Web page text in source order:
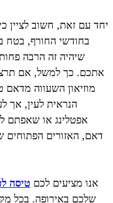
יחד עם זאת, חשוב
בחודשי החורף, בטח
שיהיה זה הרבה
אתכם. כך למשל, אם תרצו
מוזיאון השעווה
הנראית לעין, אך
אפטלינג או שאפתם
דאם, האזורים הפתוחים
אנו מציעים לכם טיסה
שלכם באירופה. בכל